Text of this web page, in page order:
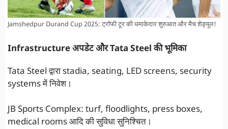
Jamshedpur Durand Cup 2025: ट्रॉफी टूर की धमाकेदार शुरुआत और मैच शेड्यूल!
Infrastructure अपडेट और Tata Steel की भूमिका
Tata Steel द्वारा stadia, seating, LED screens, security
systems में निवेश।
JB Sports Complex: turf, floodlights, press boxes,
medical rooms आदि की सुविधा सुनिश्चित।